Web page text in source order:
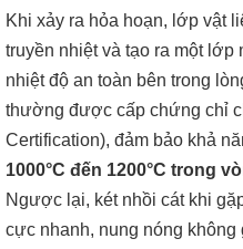
Khi xảy ra hỏa hoạn, lớp vật
truyền nhiệt và tạo ra một lớp
nhiệt độ an toàn bên trong
thường được cấp chứng chỉ
Certification), đảm bảo khả
1000°C đến 1200°C trong
Ngược lại, két nhồi cát khi
cực nhanh, nung nóng không